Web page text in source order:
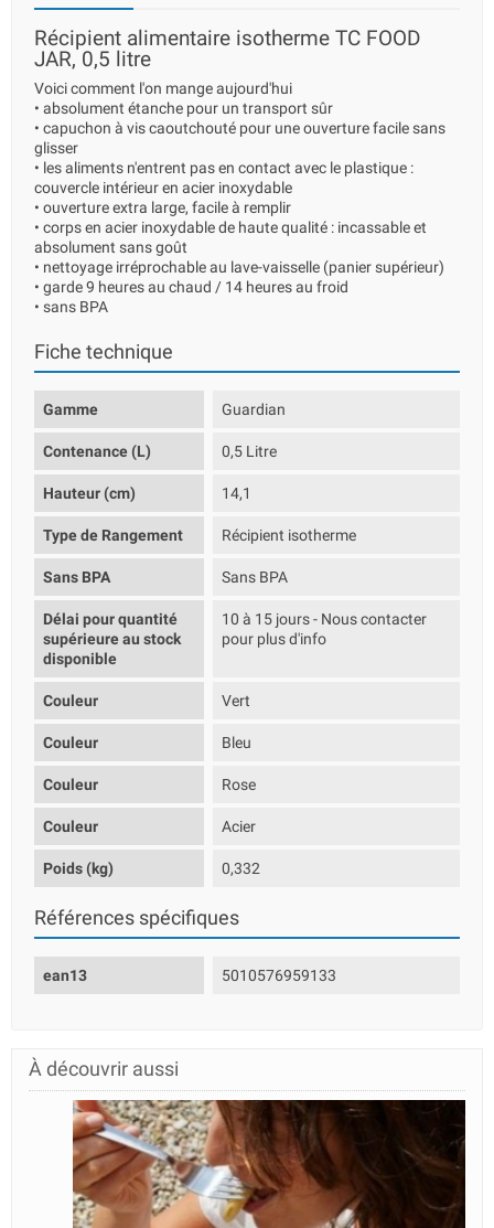
Récipient alimentaire isotherme TC FOOD
JAR, 0,5 litre
Voici comment l'on mange aujourd'hui
• absolument étanche pour un transport sûr
• capuchon à vis caoutchouté pour une ouverture facile sans
glisser
• les aliments n'entrent pas en contact avec le plastique :
couvercle intérieur en acier inoxydable
• ouverture extra large, facile à remplir
• corps en acier inoxydable de haute qualité : incassable et
absolument sans goût
• nettoyage irréprochable au lave-vaisselle (panier supérieur)
• garde 9 heures au chaud / 14 heures au froid
• sans BPA
Fiche technique
Gamme Guardian
Contenance (L) 0,5 Litre
Hauteur (cm) 14,1
Type de Rangement Récipient isotherme
Sans BPA Sans BPA
Délai pour quantité
supérieure au stock
disponible
10 à 15 jours - Nous contacter
pour plus d'info
Couleur Vert
Couleur Bleu
Couleur Rose
Couleur Acier
Poids (kg) 0,332
Références spécifiques
ean13 5010576959133
À découvrir aussi